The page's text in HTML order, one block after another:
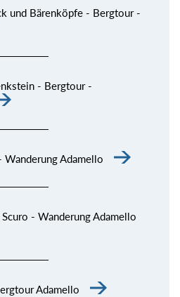
und Bärenköpfe - Bergtour -
- Bergtour -
Wanderung Adamello
- Wanderung Adamello
Adamello